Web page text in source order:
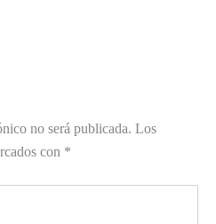
no será publicada. Los
con *